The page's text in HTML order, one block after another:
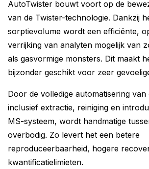
AutoTwister bouwt voort op de
van de Twister-technologie. Dankzij
sorptievolume wordt een efficiënte,
verrijking van analyten mogelijk van
als gasvormige monsters. Dit maakt
bijzonder geschikt voor zeer
Door de volledige automatisering
inclusief extractie, reiniging en
MS-systeem, wordt handmatige
overbodig. Zo levert het een betere
reproduceerbaarheid, hogere
kwantificatielimieten.